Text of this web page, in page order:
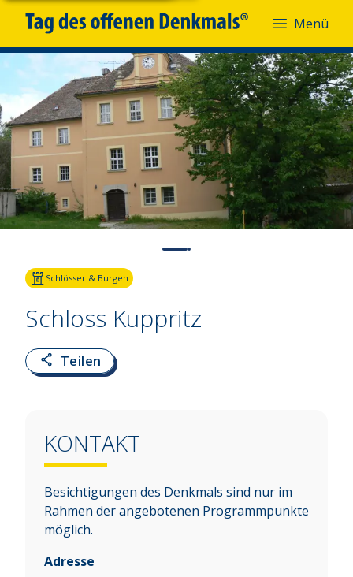
Menü
Schlösser & Burgen
Schloss Kuppritz
Teilen
KONTAKT
Besichtigungen des Denkmals sind nur im
Rahmen der angebotenen Programmpunkte
möglich.
Adresse